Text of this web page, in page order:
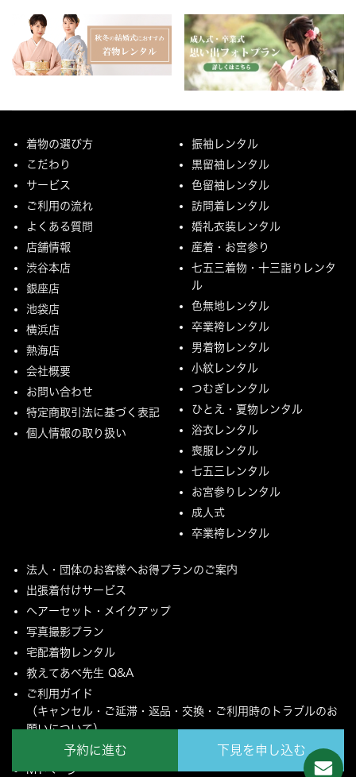
予約に進む 下見を申し込む
着物の選び方
こだわり
サービス
ご利用の流れ
よくある質問
店舗情報
渋谷本店
銀座店
池袋店
横浜店
熱海店
会社概要
お問い合わせ
特定商取引法に基づく表記
個人情報の取り扱い
振袖レンタル
黒留袖レンタル
色留袖レンタル
訪問着レンタル
婚礼衣装レンタル
産着・お宮参り
七五三着物・十三詣りレンタ
ル
色無地レンタル
卒業袴レンタル
男着物レンタル
小紋レンタル
つむぎレンタル
ひとえ・夏物レンタル
浴衣レンタル
喪服レンタル
七五三レンタル
お宮参りレンタル
成人式
卒業袴レンタル
法人・団体のお客様へお得プランのご案内
出張着付けサービス
ヘアーセット・メイクアップ
写真撮影プラン
宅配着物レンタル
教えてあべ先生 Q&A
ご利用ガイド
（キャンセル・ご延滞・返品・交換・ご利用時のトラブルのお
願いについて）
ご配送とご返却について
MYページ